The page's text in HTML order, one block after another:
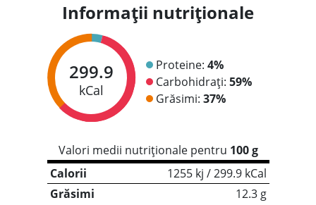
Informații nutriționale
299.9
kCal
Proteine: 4%
Carbohidrați: 59%
Grăsimi: 37%
Valori medii nutriționale pentru 100 g
Calorii
1255 kj / 299.9 kCal
Grăsimi
12.3 g